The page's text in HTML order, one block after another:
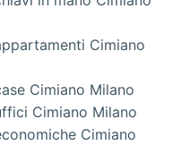
Cimiano
Cimiano Milano
Cimiano Milano
Cimiano